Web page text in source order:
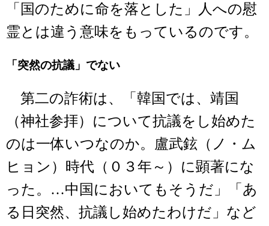
「国のために命を落とした」人への慰
霊とは違う意味をもっているのです。
「突然の抗議」でない
第二の詐術は、「韓国では、靖国
（神社参拝）について抗議をし始めた
のは一体いつなのか。盧武鉉（ノ・ム
ヒョン）時代（０３年～）に顕著にな
った。…中国においてもそうだ」「あ
る日突然、抗議し始めたわけだ」など